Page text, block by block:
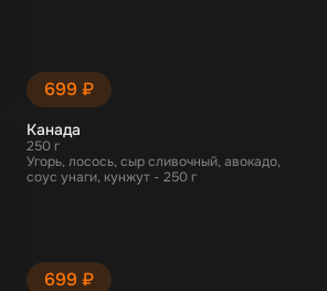
699 ₽
Канада
250 г
Угорь, лосось, сыр сливочный, авокадо,
соус унаги, кунжут - 250 г
699 ₽